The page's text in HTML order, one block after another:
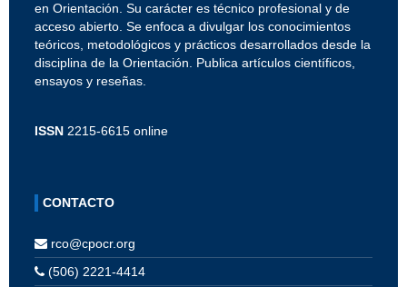
en Orientación. Su carácter es técnico profesional y de
acceso abierto. Se enfoca a divulgar los conocimientos
teóricos, metodológicos y prácticos desarrollados desde la
disciplina de la Orientación. Publica artículos científicos,
ensayos y reseñas.
ISSN 2215-6615 online
CONTACTO
rco@cpocr.org
(506) 2221-4414